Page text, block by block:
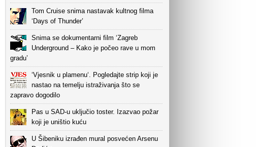
Tom Cruise snima nastavak kultnog filma
‘Days of Thunder’
Snima se dokumentarni film ‘Zagreb
Underground – Kako je počeo rave u mom
gradu’
‘Vjesnik u plamenu‘. Pogledajte strip koji je
nastao na temelju istraživanja što se
zapravo dogodilo
Pas u SAD-u uključio toster. Izazvao požar
koji je uništio kuću
U Šibeniku izrađen mural posvećen Arsenu